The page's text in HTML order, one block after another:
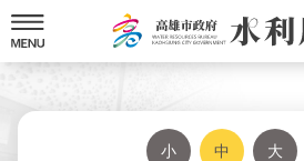
到
主
要
小 中 大